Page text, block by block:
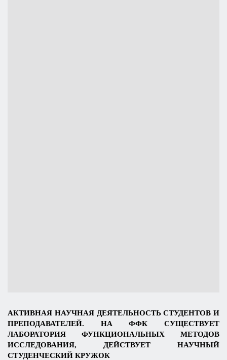
АКТИВНАЯ НАУЧНАЯ ДЕЯТЕЛЬНОСТЬ СТУДЕНТОВ И
ПРЕПОДАВАТЕЛЕЙ. НА ФФК СУЩЕСТВУЕТ
ЛАБОРАТОРИЯ ФУНКЦИОНАЛЬНЫХ МЕТОДОВ
ИССЛЕДОВАНИЯ, ДЕЙСТВУЕТ НАУЧНЫЙ
СТУДЕНЧЕСКИЙ КРУЖОК